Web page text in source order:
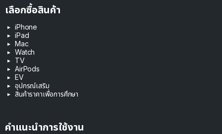
เลือกซื้อสินค้า
iPhone
iPad
Mac
Watch
TV
AirPods
EV
อุปกรณ์เสริม
สินค้าราคาเพื่อการศึกษา
คำแนะนำการใช้งาน